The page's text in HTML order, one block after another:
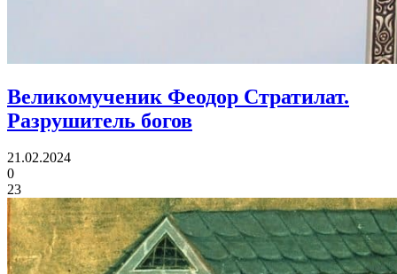
Великомученик Феодор Стратилат.
Разрушитель богов
21.02.2024
0
23